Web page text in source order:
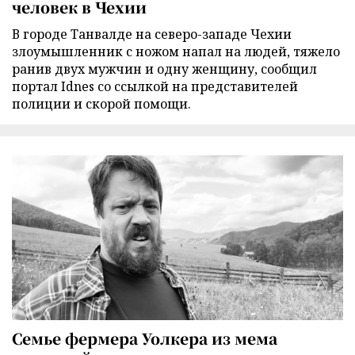
человек в Чехии
В городе Танвалде на северо-западе Чехии
злоумышленник с ножом напал на людей, тяжело
ранив двух мужчин и одну женщину, сообщил
портал Idnes со ссылкой на представителей
полиции и скорой помощи.
Семье фермера Уолкера из мема